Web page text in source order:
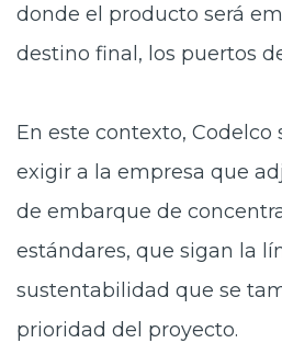
donde el producto será
destino final, los puertos
En este contexto, Codelco
exigir a la empresa que
de embarque de
estándares, que sigan la
sustentabilidad que se
prioridad del proyecto.